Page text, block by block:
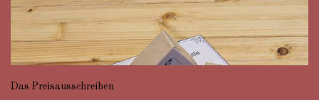
Das Preisausschreiben